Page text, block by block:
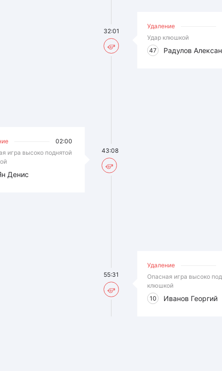
Удаление
Удар клюшкой
47
Радулов
32:01
02:00
игра высоко поднятой
Денис
43:08
Удаление
Опасная игра высоко
клюшкой
10
Иванов Георгий
55:31